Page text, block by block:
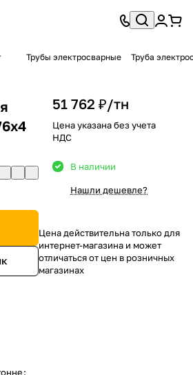
Трубы электросварные Труба
:
51 762 ₽/тн
Цена указана без учета
НДС
В наличии
Нашли дешевле?
Цена действительна только для
интернет-магазина и может
отличаться от цен в розничных
магазинах